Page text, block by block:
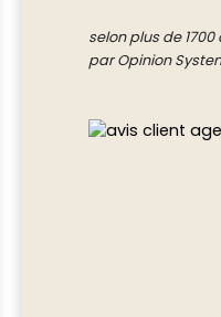
selon plus de
par Opinion